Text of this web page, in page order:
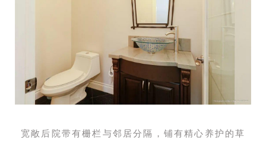
宽敞后院带有栅栏与邻居分隔，铺有精心养护的草